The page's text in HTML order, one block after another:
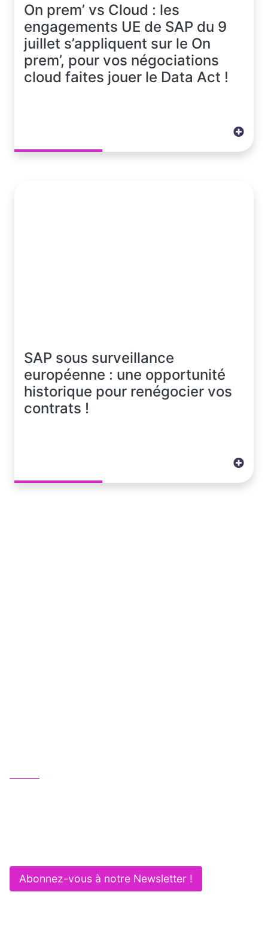
On prem’ vs Cloud : les
engagements UE de SAP du 9
juillet s’appliquent sur le On
prem’, pour vos négociations
cloud faites jouer le Data Act !
SAP sous surveillance
européenne : une opportunité
historique pour renégocier vos
contrats !
Abonnez-vous à notre Newsletter !